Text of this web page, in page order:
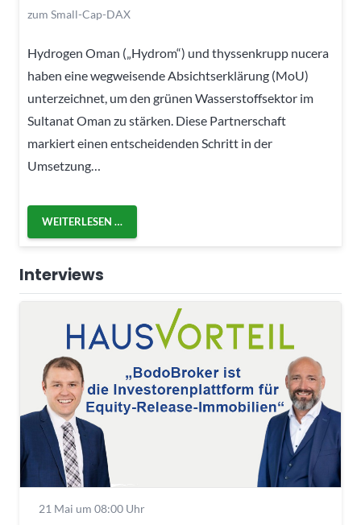
zum Small-Cap-DAX
Hydrogen Oman („Hydrom“) und thyssenkrupp nucera
haben eine wegweisende Absichtserklärung (MoU)
unterzeichnet, um den grünen Wasserstoffsektor im
Sultanat Oman zu stärken. Diese Partnerschaft
markiert einen entscheidenden Schritt in der
Umsetzung…
WEITERLESEN …
Interviews
21 Mai um 08:00 Uhr